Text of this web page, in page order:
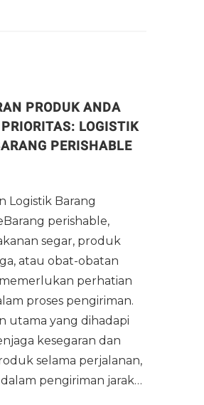
PRODUK ANDA
LOGISTIK
PERISHABLE
Logistik Barang
perishable,
segar, produk
atau obat-obatan
perhatian
proses pengiriman.
utama yang dihadapi
kesegaran dan
selama perjalanan,
pengiriman jarak…